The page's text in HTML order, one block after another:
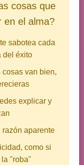
cosas que
en el alma?
sabotea cada
del éxito
van bien,
explicar y
razón aparente
como si
"roba"